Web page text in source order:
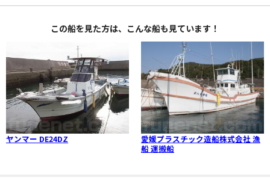
この船を見た方は、こんな船も見ています！
ヤンマー DE24DZ
愛媛プラスチック造船株式会社 漁
船 運搬船